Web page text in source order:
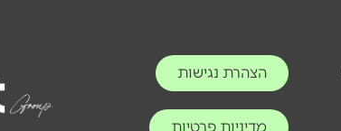
הצהרת נגישות
מדיניות פרטיות